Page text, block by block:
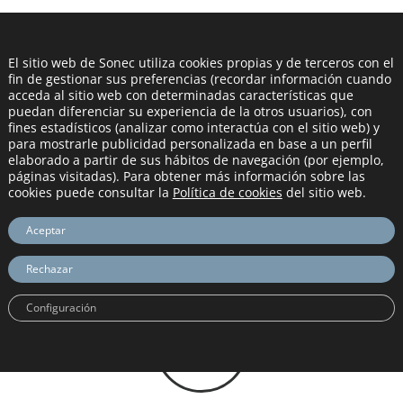

AISLAMIENTO DE FACHADAS
Indicado para la rehabilitación de fachadas.
Diseñado para optimizar las prestaciones acústico-
energéticas de la envolvente vertical de los edificios,
contribuyendo a reducir las pérdidas de calor y
aumentar el aislamiento acústico.
El sitio web de Sonec utiliza cookies propias y de terceros con el
fin de gestionar sus preferencias (recordar información cuando
acceda al sitio web con determinadas características que
puedan diferenciar su experiencia de la otros usuarios), con
fines estadísticos (analizar como interactúa con el sitio web) y
para mostrarle publicidad personalizada en base a un perfil
elaborado a partir de sus hábitos de navegación (por ejemplo,
páginas visitadas). Para obtener más información sobre las
cookies puede consultar la Política de cookies del sitio web.
Aceptar
Rechazar
Configuración